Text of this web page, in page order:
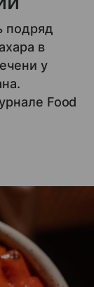
подряд
в
у
Food